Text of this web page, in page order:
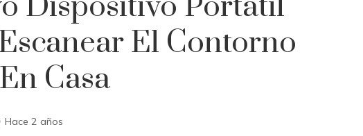
El Contorno
Casa
Hace 2 años